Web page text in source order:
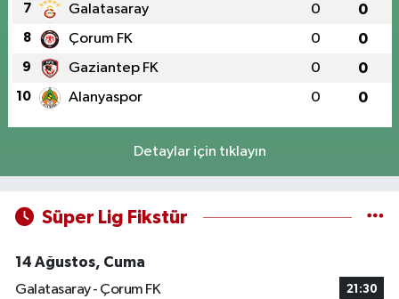
7 Galatasaray 0 0
8 Çorum FK 0 0
9 Gaziantep FK 0 0
10 Alanyaspor 0 0
Detaylar için tıklayın
Süper Lig Fikstür
14 Ağustos, Cuma
Galatasaray - Çorum FK
21:30